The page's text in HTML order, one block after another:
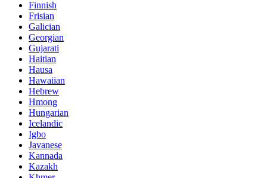
Finnish
Frisian
Galician
Georgian
Gujarati
Haitian
Hausa
Hawaiian
Hebrew
Hmong
Hungarian
Icelandic
Igbo
Javanese
Kannada
Kazakh